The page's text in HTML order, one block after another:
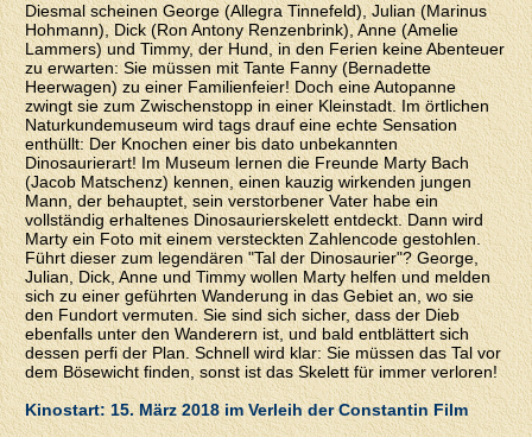
Diesmal scheinen George (Allegra Tinnefeld), Julian (Marinus
Hohmann), Dick (Ron Antony Renzenbrink), Anne (Amelie
Lammers) und Timmy, der Hund, in den Ferien keine Abenteuer
zu erwarten: Sie müssen mit Tante Fanny (Bernadette
Heerwagen) zu einer Familienfeier! Doch eine Autopanne
zwingt sie zum Zwischenstopp in einer Kleinstadt. Im örtlichen
Naturkundemuseum wird tags drauf eine echte Sensation
enthüllt: Der Knochen einer bis dato unbekannten
Dinosaurierart! Im Museum lernen die Freunde Marty Bach
(Jacob Matschenz) kennen, einen kauzig wirkenden jungen
Mann, der behauptet, sein verstorbener Vater habe ein
vollständig erhaltenes Dinosaurierskelett entdeckt. Dann wird
Marty ein Foto mit einem versteckten Zahlencode gestohlen.
Führt dieser zum legendären "Tal der Dinosaurier"? George,
Julian, Dick, Anne und Timmy wollen Marty helfen und melden
sich zu einer geführten Wanderung in das Gebiet an, wo sie
den Fundort vermuten. Sie sind sich sicher, dass der Dieb
ebenfalls unter den Wanderern ist, und bald entblättert sich
dessen perfi der Plan. Schnell wird klar: Sie müssen das Tal vor
dem Bösewicht finden, sonst ist das Skelett für immer verloren!
Kinostart: 15. März 2018 im Verleih der Constantin Film